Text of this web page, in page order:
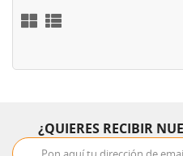
¿QUIERES RECIBIR